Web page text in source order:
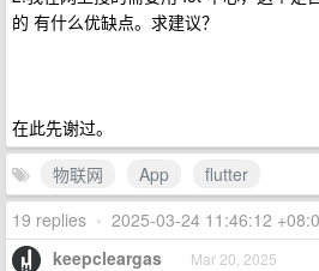
的 有什么优缺点。求建议？
在此先谢过。
物联网
App
flutter
19 replies • 2025-03-24 11:46:12
keepcleargas Mar 20, 2025